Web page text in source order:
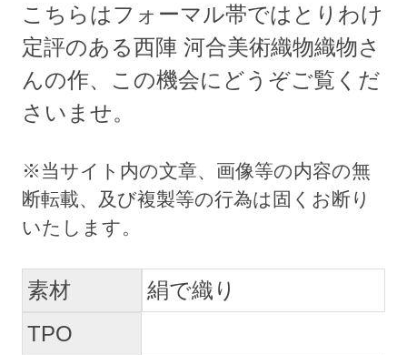
こちらはフォーマル帯ではとりわけ
定評のある西陣 河合美術織物織物さ
んの作、この機会にどうぞご覧くだ
さいませ。
素材
絹で織り
TPO